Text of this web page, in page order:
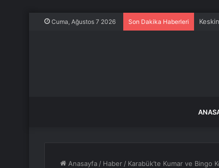
Cuma, Ağustos 7 2026 Son Dakika Haberleri
Anasayfa / Haber / Karabük’te Kumar ve Bingo